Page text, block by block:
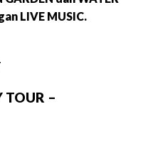
LIVE MUSIC.
TOUR –